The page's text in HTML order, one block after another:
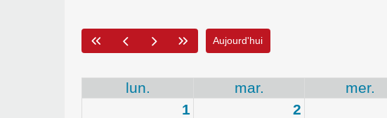
Aujourd'hui
lun. mar. mer.
1
2